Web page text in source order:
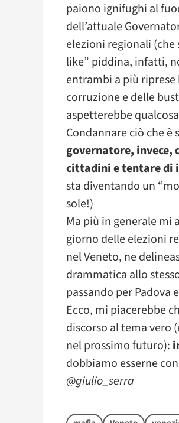
paiono ignifughi al
dell’attuale
elezioni regionali (che
like” piddina, infatti,
entrambi a più
corruzione e delle
aspetterebbe
Condannare ciò che
governatore, invece,
cittadini e tentare di
sta diventando un
sole!)
Ma più in generale mi
giorno delle elezioni
nel Veneto, ne
drammatica allo
passando per Padova
Ecco, mi piacerebbe
discorso al tema vero
nel prossimo futuro):
dobbiamo esserne
@giulio_serra